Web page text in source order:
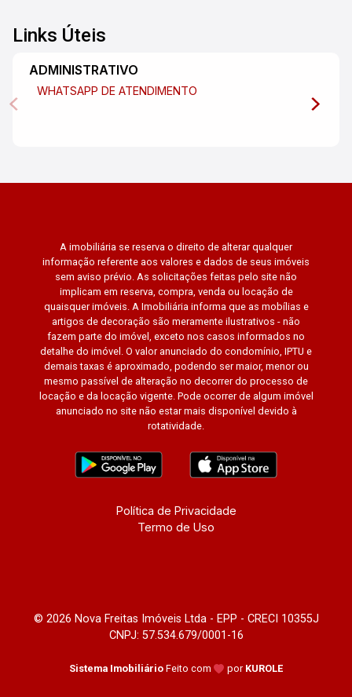
Links Úteis
ADMINISTRATIVO
WHATSAPP DE ATENDIMENTO
A imobiliária se reserva o direito de alterar qualquer
informação referente aos valores e dados de seus imóveis
sem aviso prévio. As solicitações feitas pelo site não
implicam em reserva, compra, venda ou locação de
quaisquer imóveis. A Imobiliária informa que as mobílias e
artigos de decoração são meramente ilustrativos - não
fazem parte do imóvel, exceto nos casos informados no
detalhe do imóvel. O valor anunciado do condomínio, IPTU e
demais taxas é aproximado, podendo ser maior, menor ou
mesmo passível de alteração no decorrer do processo de
locação e da locação vigente. Pode ocorrer de algum imóvel
anunciado no site não estar mais disponível devido à
rotatividade.
Política de Privacidade
Termo de Uso
© 2026 Nova Freitas Imóveis Ltda - EPP - CRECI 10355J
CNPJ: 57.534.679/0001-16
Sistema Imobiliário Feito com por KUROLE